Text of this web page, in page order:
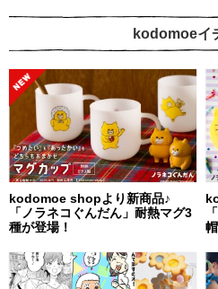
kodomoeイ
kodomoe shopより新商品♪
「ノラネコぐんだん」耐熱マグ3
種が登場！